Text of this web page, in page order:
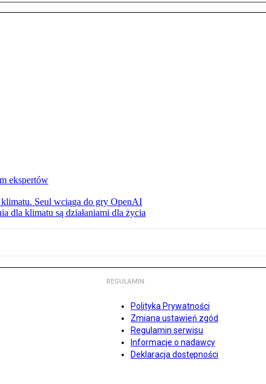
ekspertów
Seul wciąga do gry OpenAI
dla klimatu są działaniami dla życia
REGULAMIN
Polityka Prywatności
Zmiana ustawień zgód
Regulamin serwisu
Informacje o nadawcy
Deklaracja dostępności